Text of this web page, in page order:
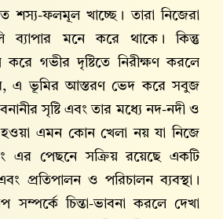
শস্য-ফলমূল খাচ্ছে। তারা নিজেরা
ব্যাপার মনে করে থাকে। কিন্তু
করে গভীর দৃষ্টিতে নিরীক্ষণ করলে
এ ভূমির আস্তরণ ভেদ করে সবুজ
সৃষ্টি এবং তার মধ্যে নদ-নদী ও
হওয়া এমন কোন খেলা নয় যা নিজে
এর পেছনে সক্রিয় রয়েছে একটি
প্রতিপালন ও পরিচালন ব্যবস্থা।
সম্পর্কে চিন্তা-ভাবনা করলে দেখা